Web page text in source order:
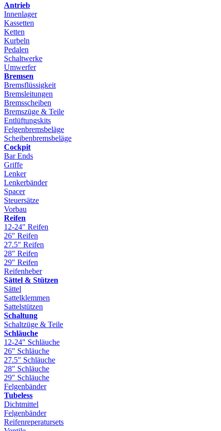
Antrieb
Innenlager
Kassetten
Ketten
Kurbeln
Pedalen
Schaltwerke
Umwerfer
Bremsen
Bremsflüssigkeit
Bremsleitungen
Bremsscheiben
Bremszüge & Teile
Entlüftungskits
Felgenbremsbeläge
Scheibenbremsbeläge
Cockpit
Bar Ends
Griffe
Lenker
Lenkerbänder
Spacer
Steuersätze
Vorbau
Reifen
12-24" Reifen
26" Reifen
27.5" Reifen
28" Reifen
29" Reifen
Reifenheber
Sättel & Stützen
Sättel
Sattelklemmen
Sattelstützen
Schaltung
Schaltzüge & Teile
Schläuche
12-24" Schläuche
26" Schläuche
27.5" Schläuche
28" Schläuche
29" Schläuche
Felgenbänder
Tubeless
Dichtmittel
Felgenbänder
Reifenreperatursets